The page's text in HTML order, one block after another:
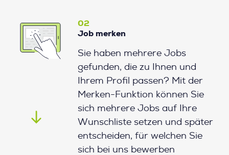
02
Job merken
Sie haben mehrere Jobs
gefunden, die zu Ihnen und
Ihrem Profil passen? Mit der
Merken-Funktion können Sie
sich mehrere Jobs auf Ihre
Wunschliste setzen und später
entscheiden, für welchen Sie
sich bei uns bewerben